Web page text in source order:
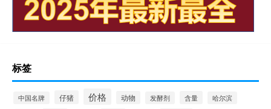
标签
中国名牌 仔猪 价格 动物 发酵剂 含量 哈尔滨